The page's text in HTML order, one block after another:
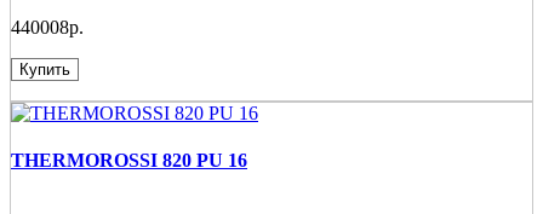
440008р.
Купить
THERMOROSSI 820 PU 16